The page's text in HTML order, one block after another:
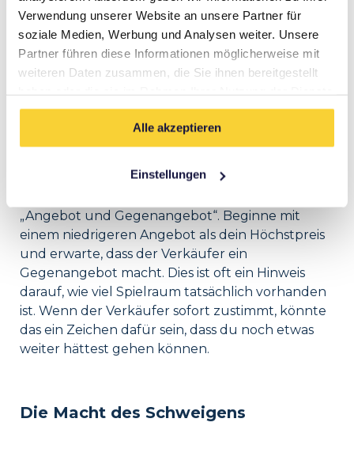
Verwendung unserer Website an unsere Partner für
soziale Medien, Werbung und Analysen weiter. Unsere
Partner führen diese Informationen möglicherweise mit
weiteren Daten zusammen, die Sie ihnen bereitgestellt
gesammelt haben.
Alle akzeptieren
Einstellungen
Ein niedriger Ankerpreis gibt dir Raum für
Verhandlungen, während ein zu hoher Preis
deine Verhandlungsposition schwächt.
Angebot und Gegenangebot
Ein weiterer effektiver Ansatz beim
„Angebot und Gegenangebot“. Beginne mit
einem niedrigeren Angebot als dein Höchstpreis
und erwarte, dass der Verkäufer ein
Gegenangebot macht. Dies ist oft ein Hinweis
darauf, wie viel Spielraum tatsächlich vorhanden
ist. Wenn der Verkäufer sofort zustimmt, könnte
das ein Zeichen dafür sein, dass du noch etwas
weiter hättest gehen können.
Die Macht des Schweigens